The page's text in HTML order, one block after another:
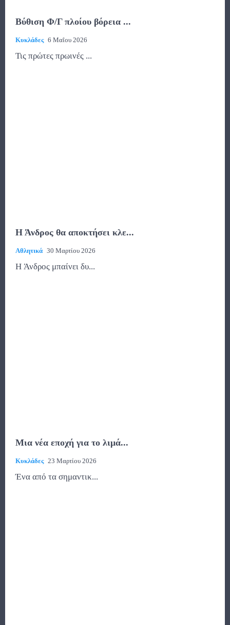
Βύθιση Φ/Γ πλοίου βόρεια ...
Κυκλάδες 6 Μαΐου 2026
Τις πρώτες πρωινές ...
Η Άνδρος θα αποκτήσει κλε...
Αθλητικά 30 Μαρτίου 2026
Η Άνδρος μπαίνει δυ...
Μια νέα εποχή για το λιμά...
Κυκλάδες 23 Μαρτίου 2026
Ένα από τα σημαντικ...